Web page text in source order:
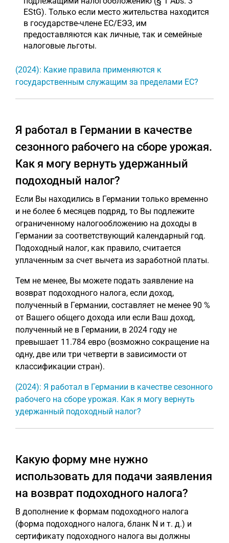
EStG). Только если место жительства находится
в государстве-члене ЕС/ЕЭЗ, им
предоставляются как личные, так и семейные
налоговые льготы.
(2024): Какие правила применяются к
государственным служащим за пределами ЕС?
Я работал в Германии в качестве
сезонного рабочего на сборе урожая.
Как я могу вернуть удержанный
подоходный налог?
Если Вы находились в Германии только временно
и не более 6 месяцев подряд, то Вы подлежите
ограниченному налогообложению на доходы в
Германии за соответствующий календарный год.
Подоходный налог, как правило, считается
уплаченным за счет вычета из заработной платы.
Тем не менее, Вы можете подать заявление на
возврат подоходного налога, если доход,
полученный в Германии, составляет не менее 90 %
от Вашего общего дохода или если Ваш доход,
полученный не в Германии, в 2024 году не
превышает 11.784 евро (возможно сокращение на
одну, две или три четверти в зависимости от
классификации стран).
(2024): Я работал в Германии в качестве сезонного
рабочего на сборе урожая. Как я могу вернуть
удержанный подоходный налог?
Какую форму мне нужно
использовать для подачи заявления
на возврат подоходного налога?
В дополнение к формам подоходного налога
(форма подоходного налога, бланк N и т. д.) и
сертификату подоходного налога вы должны